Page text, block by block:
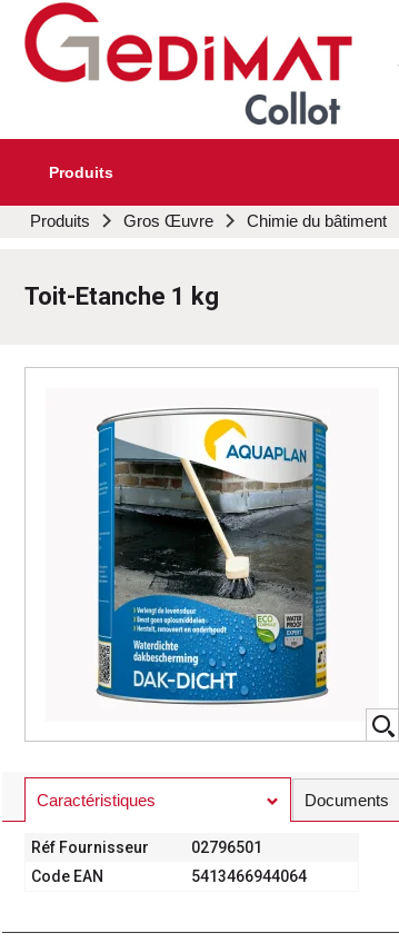
Au
Produits
Produits Gros Œuvre Chimie du bâtiment
Toit-Etanche 1 kg
Caractéristiques Documents
Réf Fournisseur
02796501
Code EAN
5413466944064